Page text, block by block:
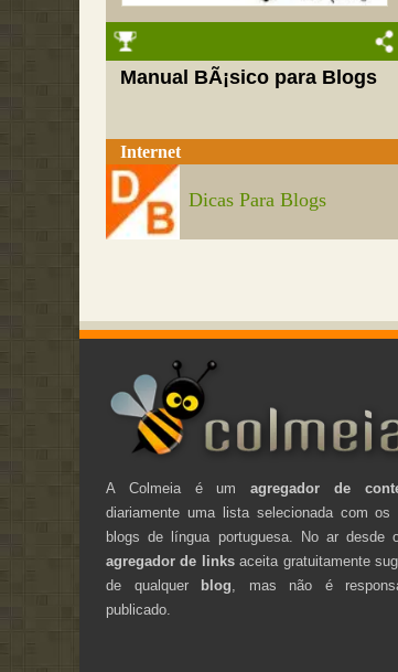
Manual BÃ¡sico para Blogs
Internet
Dicas Para Blogs
A Colmeia é umagregador de
diariamente uma lista selecionada com os
blogs de língua portuguesa. No ar desde
agregador de linksaceita gratuitamente
de qualquer
blog , mas não é
publicado.